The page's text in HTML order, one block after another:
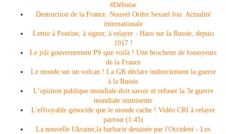
#Défense
Destruction de la France. Nouvel Ordre Sexuel fou. Actualité
internationale
Lettre à Poutine, à signer, à relayer - Haro sur la Russie, depuis
1917 !
Le joli gouvernement PS que voilà ! Une brochette de fossoyeurs
de la France
Le monde sur un volcan ! La GB déclare indirectement la guerre
à la Russie
L’opinion publique mondiale doit savoir et refuser la 3e guerre
mondiale imminente
L'effroyable génocide que le monde cache ! Vidéo CRI à relayer
partout (1:45)
La nouvelle Ukraine,la barbarie dessinée par l'Occident - Les